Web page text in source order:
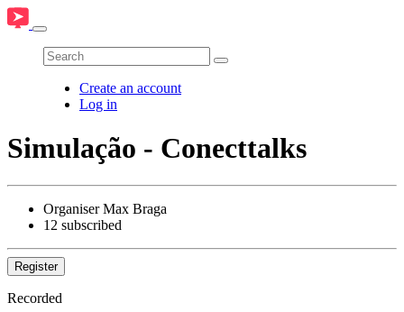
Create an account
Log in
Simulação - Conecttalks
Organiser Max Braga
12 subscribed
Register
Recorded